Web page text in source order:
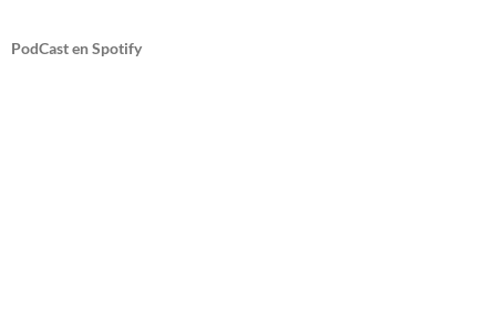
PodCast en Spotify